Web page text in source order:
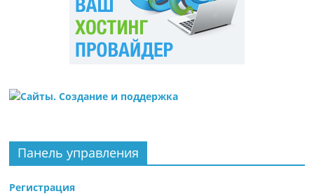
Панель управления
Регистрация